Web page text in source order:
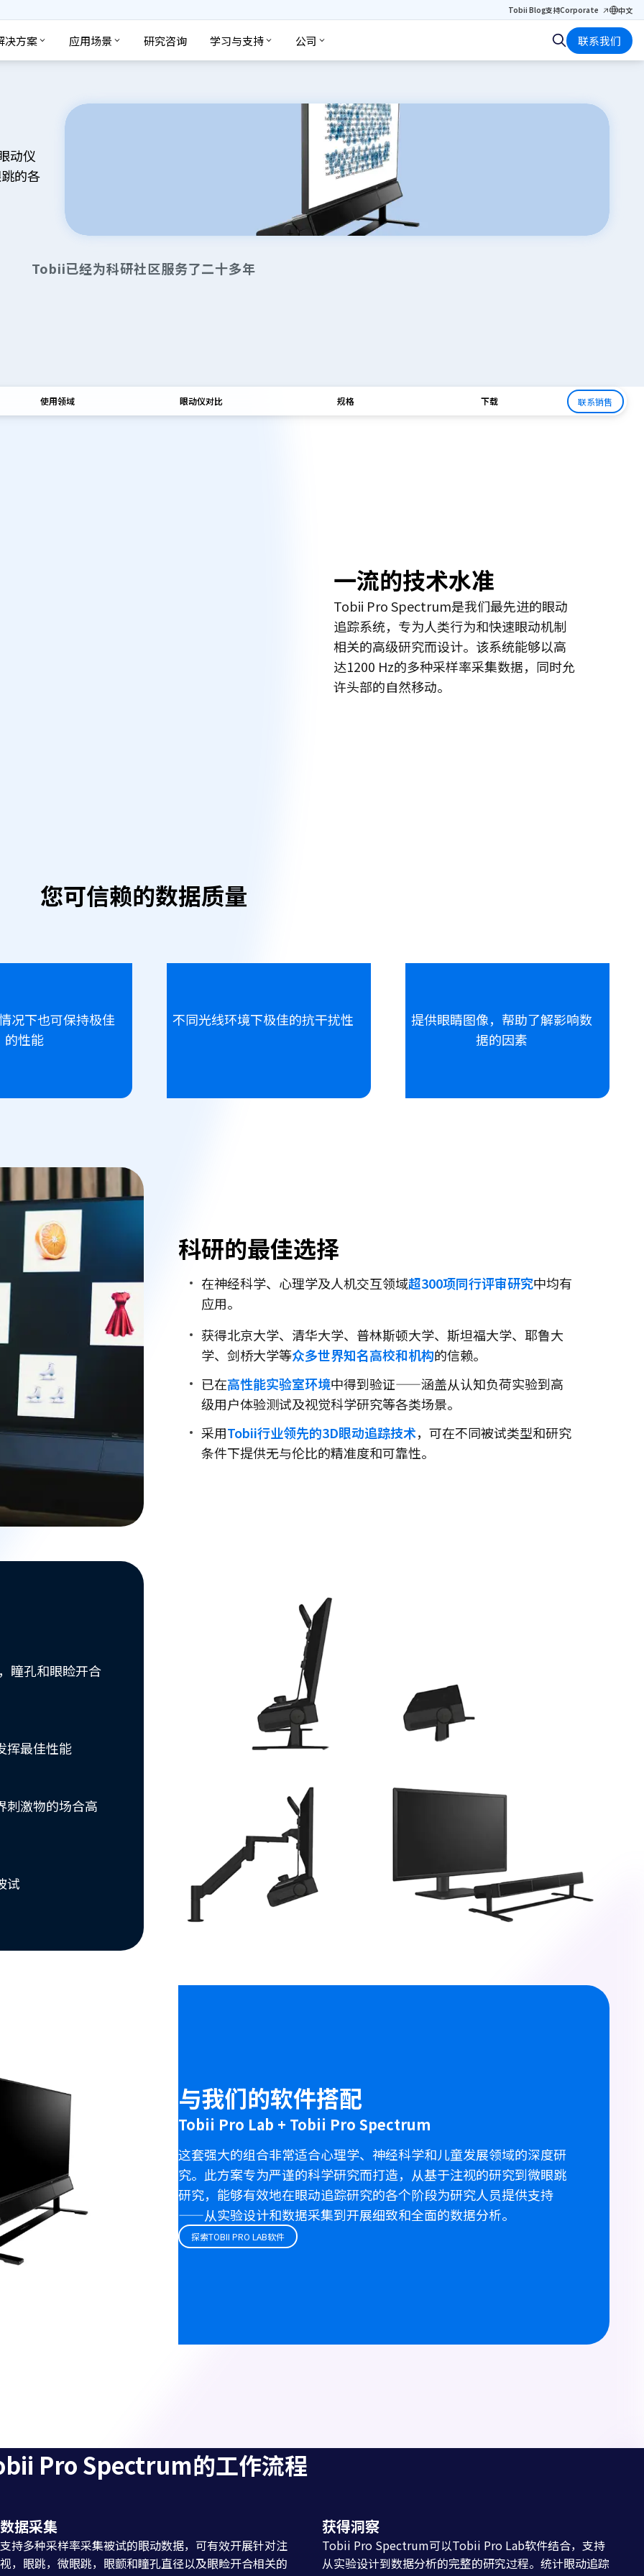
Tobii Blog支持Corporate 中文
决方案 应用场景 研究咨询 学习与支持 公司 联系我们
动仪
的各
Tobii已经为科研社区服务了二十多年
使用领域 眼动仪对比 规格 下载 联系销售
一流的技术水准
Tobii Pro Spectrum是我们最先进的眼动
追踪系统，专为人类行为和快速眼动机制
相关的高级研究而设计。该系统能够以高
达1200 Hz的多种采样率采集数据，同时允
许头部的自然移动。
您可信赖的数据质量
况下也可保持极佳
的性能
不同光线环境下极佳的抗干扰性
提供眼睛图像，帮助了解影响数
据的因素
科研的最佳选择
在神经科学、心理学及人机交互领域超300项同行评审研究中均有
应用。
获得北京大学、清华大学、普林斯顿大学、斯坦福大学、耶鲁大
学、剑桥大学等众多世界知名高校和机构的信赖。
已在高性能实验室环境中得到验证——涵盖从认知负荷实验到高
级用户体验测试及视觉科学研究等各类场景。
采用Tobii行业领先的3D眼动追踪技术，可在不同被试类型和研究
条件下提供无与伦比的精准度和可靠性。
瞳孔和眼睑开合
挥最佳性能
刺激物的场合高
试
与我们的软件搭配
Tobii Pro Lab + Tobii Pro Spectrum
这套强大的组合非常适合心理学、神经科学和儿童发展领域的深度研
究。此方案专为严谨的科学研究而打造，从基于注视的研究到微眼跳
研究，能够有效地在眼动追踪研究的各个阶段为研究人员提供支持
——从实验设计和数据采集到开展细致和全面的数据分析。
探索TOBII PRO LAB软件
Pro Spectrum的工作流程
数据采集
支持多种采样率采集被试的眼动数据，可有效开展针对注
视，眼跳，微眼跳，眼颤和瞳孔直径以及眼睑开合相关的
获得洞察
Tobii Pro Spectrum可以Tobii Pro Lab软件结合，支持
从实验设计到数据分析的完整的研究过程。统计眼动追踪